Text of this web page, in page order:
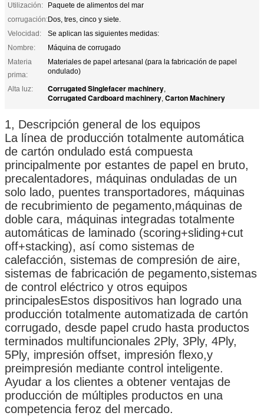
Utilización:
Paquete de alimentos del mar
corrugación:Dos, tres, cinco y siete.
Velocidad:
Se aplican las siguientes medidas:
Nombre:
Máquina de corrugado
Materia
prima:
Materiales de papel artesanal (para la fabricación de papel
ondulado)
Alta luz: Corrugated Singlefacer machinery,
Corrugated Cardboard machinery, Carton Machinery
1, Descripción general de los equipos
La línea de producción totalmente automática
de cartón ondulado está compuesta
principalmente por estantes de papel en bruto,
precalentadores, máquinas onduladas de un
solo lado, puentes transportadores, máquinas
de recubrimiento de pegamento,máquinas de
doble cara, máquinas integradas totalmente
automáticas de laminado (scoring+sliding+cut
off+stacking), así como sistemas de
calefacción, sistemas de compresión de aire,
sistemas de fabricación de pegamento,sistemas
de control eléctrico y otros equipos
principalesEstos dispositivos han logrado una
producción totalmente automatizada de cartón
corrugado, desde papel crudo hasta productos
terminados multifuncionales 2Ply, 3Ply, 4Ply,
5Ply, impresión offset, impresión flexo,y
preimpresión mediante control inteligente.
Ayudar a los clientes a obtener ventajas de
producción de múltiples productos en una
competencia feroz del mercado.